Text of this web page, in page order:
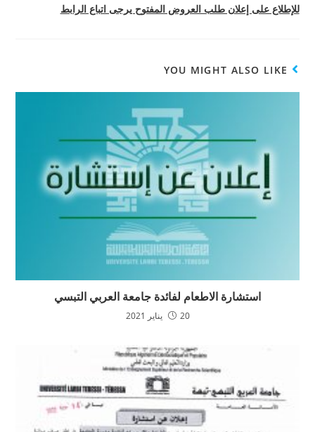
للإطلاع على إعلان طلب العروض المفتوح يرجى اتباع الرابط
YOU MIGHT ALSO LIKE
استشارة الاطعام لفائدة جامعة العربي التبسي
20 يناير 2021